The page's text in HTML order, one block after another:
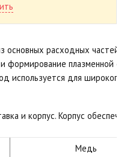
основных расходных частей
формирование плазменной
используется для
и корпус. Корпус
Медь